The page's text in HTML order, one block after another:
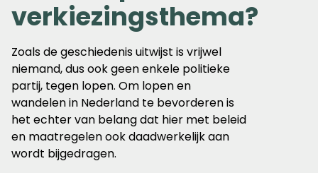
verkiezingsthema?
Zoals de geschiedenis uitwijst is vrijwel
niemand, dus ook geen enkele politieke
partij, tegen lopen. Om lopen en
wandelen in Nederland te bevorderen is
het echter van belang dat hier met beleid
en maatregelen ook daadwerkelijk aan
wordt bijgedragen.